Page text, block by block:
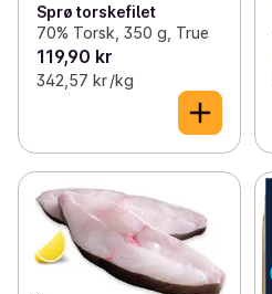
Sprø torskefilet
70% Torsk, 350 g, True
119,90 kr
342,57 kr /kg